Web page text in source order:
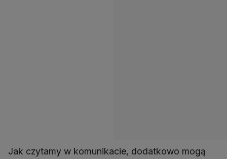
Jak czytamy w komunikacie, dodatkowo mogą